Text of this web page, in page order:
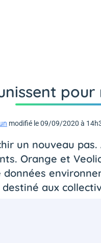
modifié le 09/09/2020 à
un nouveau
Orange et
destiné aux